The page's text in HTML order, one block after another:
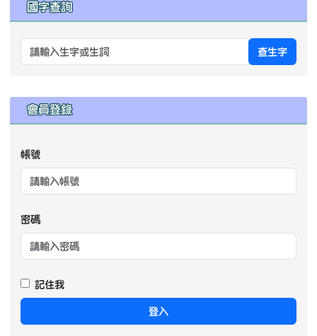
國字查詢
查生字
右邊區域內容
會員登錄
帳號
密碼
記住我
登入